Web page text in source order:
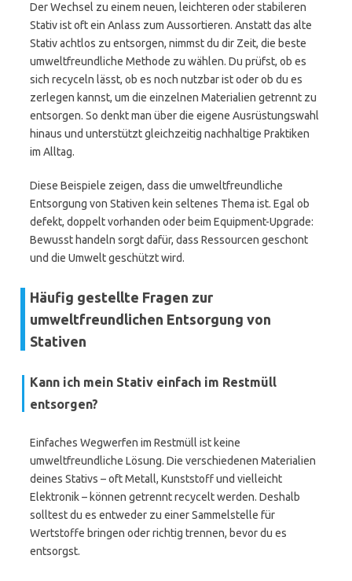
Der Wechsel zu einem neuen, leichteren oder stabileren
Stativ ist oft ein Anlass zum Aussortieren. Anstatt das alte
Stativ achtlos zu entsorgen, nimmst du dir Zeit, die beste
umweltfreundliche Methode zu wählen. Du prüfst, ob es
sich recyceln lässt, ob es noch nutzbar ist oder ob du es
zerlegen kannst, um die einzelnen Materialien getrennt zu
entsorgen. So denkt man über die eigene Ausrüstungswahl
hinaus und unterstützt gleichzeitig nachhaltige Praktiken
im Alltag.
Diese Beispiele zeigen, dass die umweltfreundliche
Entsorgung von Stativen kein seltenes Thema ist. Egal ob
defekt, doppelt vorhanden oder beim Equipment-Upgrade:
Bewusst handeln sorgt dafür, dass Ressourcen geschont
und die Umwelt geschützt wird.
Häufig gestellte Fragen zur
umweltfreundlichen Entsorgung von
Stativen
Kann ich mein Stativ einfach im Restmüll
entsorgen?
Einfaches Wegwerfen im Restmüll ist keine
umweltfreundliche Lösung. Die verschiedenen Materialien
deines Stativs – oft Metall, Kunststoff und vielleicht
Elektronik – können getrennt recycelt werden. Deshalb
solltest du es entweder zu einer Sammelstelle für
Wertstoffe bringen oder richtig trennen, bevor du es
entsorgst.